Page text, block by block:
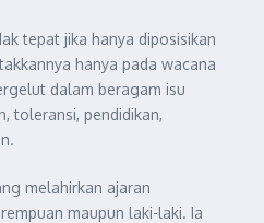
tepat jika hanya diposisikan
hanya pada wacana
dalam beragam isu
toleransi, pendidikan,
melahirkan ajaran
maupun laki-laki. Ia